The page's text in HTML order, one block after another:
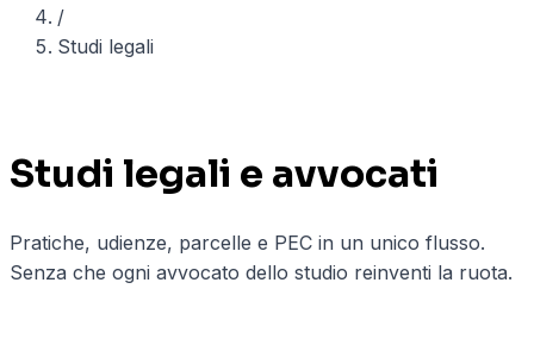
/
Studi legali
Studi legali e avvocati
Pratiche, udienze, parcelle e PEC in un unico flusso.
Senza che ogni avvocato dello studio reinventi la ruota.